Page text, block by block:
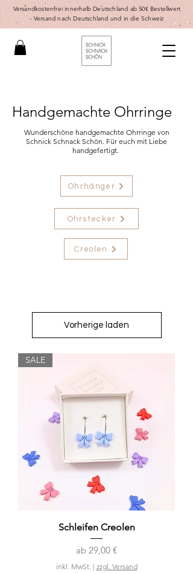
Versandkostenfrei innerhalb Deutschland ab 50€ Bestellwert
- Versand nach Deutschland und in die Schweiz
Handgemachte Ohrringe
Wunderschöne handgemachte Ohrringe von
Schnick Schnack Schön. Für euch mit Liebe
handgefertigt.
Ohrhänger
Ohrstecker
Creolen
Vorherige laden
SALE
Schleifen Creolen
ab 29,00 €
Sale-Preis
inkl. MwSt. | zzgl. Versand